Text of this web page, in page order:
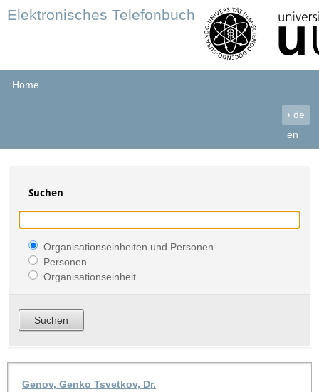
Elektronisches Telefonbuch
Home
› de
en
Suchen
Organisationseinheiten und Personen
Personen
Organisationseinheit
Genov, Genko Tsvetkov, Dr.